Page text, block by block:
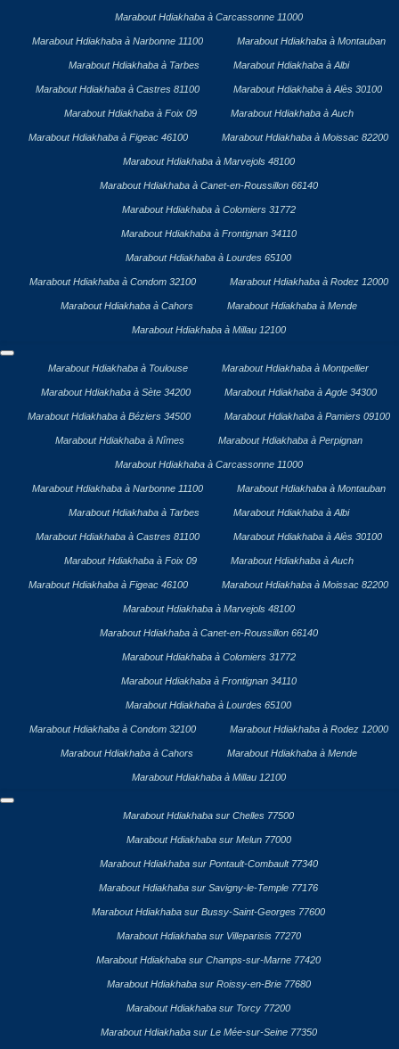
Marabout Hdiakhaba à Carcassonne 11000
Marabout Hdiakhaba à Narbonne 11100 Marabout Hdiakhaba à Montauban
Marabout Hdiakhaba à Tarbes Marabout Hdiakhaba à Albi
Marabout Hdiakhaba à Castres 81100 Marabout Hdiakhaba à Alès 30100
Marabout Hdiakhaba à Foix 09 Marabout Hdiakhaba à Auch
Marabout Hdiakhaba à Figeac 46100 Marabout Hdiakhaba à Moissac 82200
Marabout Hdiakhaba à Marvejols 48100
Marabout Hdiakhaba à Canet-en-Roussillon 66140
Marabout Hdiakhaba à Colomiers 31772
Marabout Hdiakhaba à Frontignan 34110
Marabout Hdiakhaba à Lourdes 65100
Marabout Hdiakhaba à Condom 32100 Marabout Hdiakhaba à Rodez 12000
Marabout Hdiakhaba à Cahors Marabout Hdiakhaba à Mende
Marabout Hdiakhaba à Millau 12100
Marabout Hdiakhaba à Toulouse Marabout Hdiakhaba à Montpellier
Marabout Hdiakhaba à Sète 34200 Marabout Hdiakhaba à Agde 34300
Marabout Hdiakhaba à Béziers 34500 Marabout Hdiakhaba à Pamiers 09100
Marabout Hdiakhaba à Nîmes Marabout Hdiakhaba à Perpignan
Marabout Hdiakhaba à Carcassonne 11000
Marabout Hdiakhaba à Narbonne 11100 Marabout Hdiakhaba à Montauban
Marabout Hdiakhaba à Tarbes Marabout Hdiakhaba à Albi
Marabout Hdiakhaba à Castres 81100 Marabout Hdiakhaba à Alès 30100
Marabout Hdiakhaba à Foix 09 Marabout Hdiakhaba à Auch
Marabout Hdiakhaba à Figeac 46100 Marabout Hdiakhaba à Moissac 82200
Marabout Hdiakhaba à Marvejols 48100
Marabout Hdiakhaba à Canet-en-Roussillon 66140
Marabout Hdiakhaba à Colomiers 31772
Marabout Hdiakhaba à Frontignan 34110
Marabout Hdiakhaba à Lourdes 65100
Marabout Hdiakhaba à Condom 32100 Marabout Hdiakhaba à Rodez 12000
Marabout Hdiakhaba à Cahors Marabout Hdiakhaba à Mende
Marabout Hdiakhaba à Millau 12100
Marabout Hdiakhaba sur Chelles 77500
Marabout Hdiakhaba sur Melun 77000
Marabout Hdiakhaba sur Pontault-Combault 77340
Marabout Hdiakhaba sur Savigny-le-Temple 77176
Marabout Hdiakhaba sur Bussy-Saint-Georges 77600
Marabout Hdiakhaba sur Villeparisis 77270
Marabout Hdiakhaba sur Champs-sur-Marne 77420
Marabout Hdiakhaba sur Roissy-en-Brie 77680
Marabout Hdiakhaba sur Torcy 77200
Marabout Hdiakhaba sur Le Mée-sur-Seine 77350